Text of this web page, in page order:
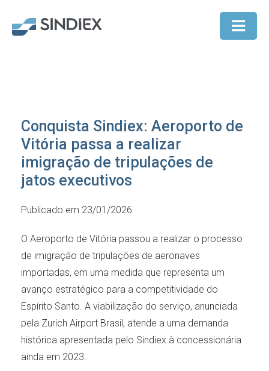
Conquista Sindiex: Aeroporto de
Vitória passa a realizar
imigração de tripulações de
jatos executivos
Publicado em 23/01/2026
O Aeroporto de Vitória passou a realizar o processo
de imigração de tripulações de aeronaves
importadas, em uma medida que representa um
avanço estratégico para a competitividade do
Espírito Santo. A viabilização do serviço, anunciada
pela Zurich Airport Brasil, atende a uma demanda
histórica apresentada pelo Sindiex à concessionária
ainda em 2023.